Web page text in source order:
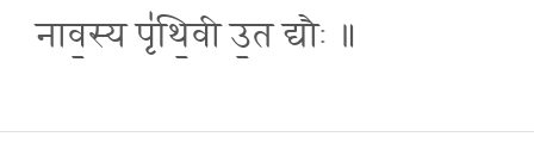
नाव॒स्य पृ॑थि॒वी उ॒त द्यौः ॥